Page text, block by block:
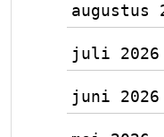
augustus
juli 2026
juni 2026